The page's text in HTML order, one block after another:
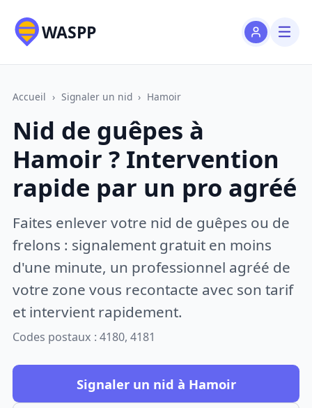
WASPP
Accueil › Signaler un nid › Hamoir
Nid de guêpes à
Hamoir ? Intervention
rapide par un pro agréé
Faites enlever votre nid de guêpes ou de
frelons : signalement gratuit en moins
d'une minute, un professionnel agréé de
votre zone vous recontacte avec son tarif
et intervient rapidement.
Codes postaux : 4180, 4181
Signaler un nid à Hamoir